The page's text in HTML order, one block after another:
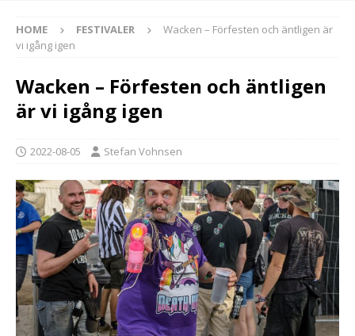
HOME FESTIVALER
Wacken – Förfesten och äntligen är
vi igång igen
Wacken – Förfesten och äntligen
är vi igång igen
2022-08-05 Stefan Vohnsen